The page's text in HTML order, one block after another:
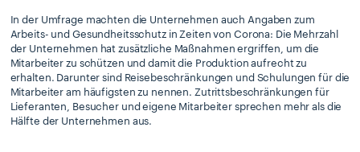
In der Umfrage machten die Unternehmen auch Angaben zum
Arbeits- und Gesundheitsschutz in Zeiten von Corona: Die Mehrzahl
der Unternehmen hat zusätzliche Maßnahmen ergriffen, um die
Mitarbeiter zu schützen und damit die Produktion aufrecht zu
erhalten. Darunter sind Reisebeschränkungen und Schulungen für die
Mitarbeiter am häufigsten zu nennen. Zutrittsbeschränkungen für
Lieferanten, Besucher und eigene Mitarbeiter sprechen mehr als die
Hälfte der Unternehmen aus.